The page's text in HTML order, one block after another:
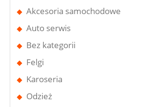
Akcesoria samochodowe
Auto serwis
Bez kategorii
Felgi
Karoseria
Odzież